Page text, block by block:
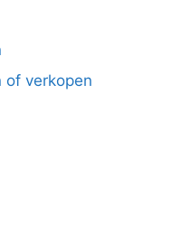
of verkopen